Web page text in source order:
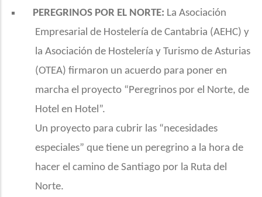
PEREGRINOS POR EL NORTE: La Asociación
Empresarial de Hostelería de Cantabria (AEHC) y
la Asociación de Hostelería y Turismo de Asturias
(OTEA) firmaron un acuerdo para poner en
marcha el proyecto “Peregrinos por el Norte, de
Hotel en Hotel”.
Un proyecto para cubrir las “necesidades
especiales” que tiene un peregrino a la hora de
hacer el camino de Santiago por la Ruta del
Norte.